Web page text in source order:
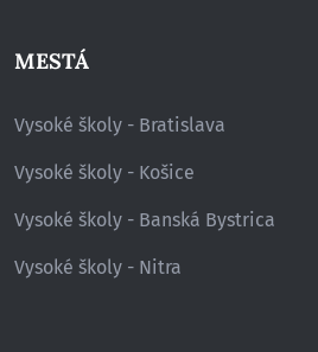
MESTÁ
Vysoké školy - Bratislava
Vysoké školy - Košice
Vysoké školy - Banská Bystrica
Vysoké školy - Nitra